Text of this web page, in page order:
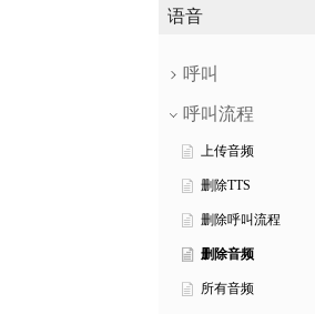
语音
呼叫
呼叫流程
上传音频
删除TTS
删除呼叫流程
删除音频
所有音频